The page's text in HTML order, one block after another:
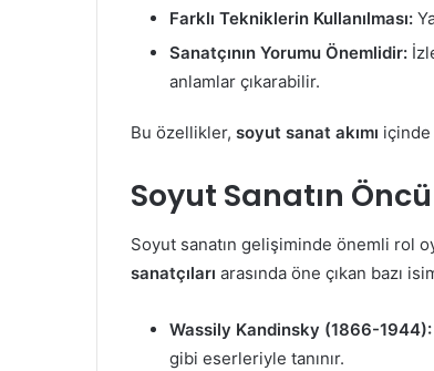
Farklı Tekniklerin Kullanılması:
Sanatçının Yorumu Önemlidir:
anlamlar çıkarabilir.
Bu özellikler, soyut sanat akımı içinde
Soyut Sanatın
Soyut sanatın gelişiminde önemli rol
sanatçıları arasında öne çıkan bazı
Wassily Kandinsky (1866-1944):
gibi eserleriyle tanınır.